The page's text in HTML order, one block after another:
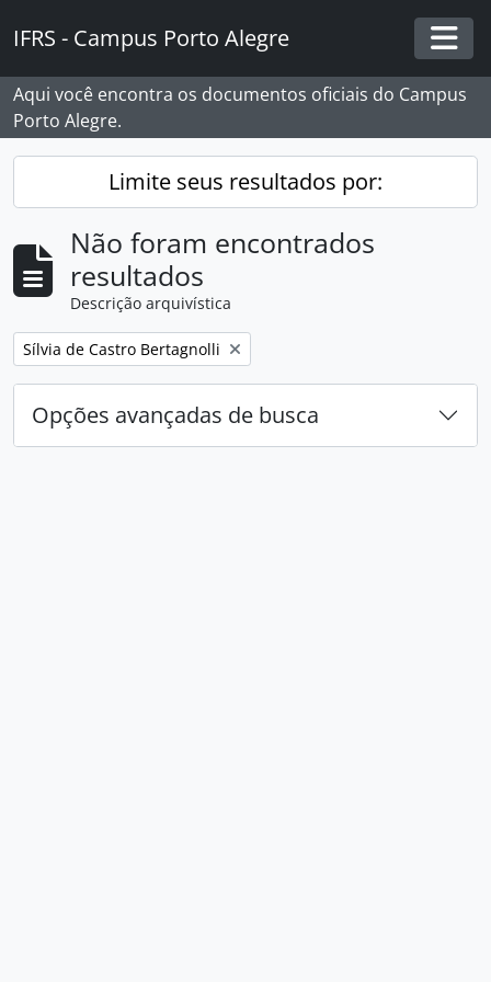
IFRS - Campus Porto Alegre
Aqui você encontra os documentos oficiais do Campus
Porto Alegre.
Limite seus resultados por:
Não foram encontrados
resultados
Descrição arquivística
Remover filtro:
Sílvia de Castro Bertagnolli
Opções avançadas de busca